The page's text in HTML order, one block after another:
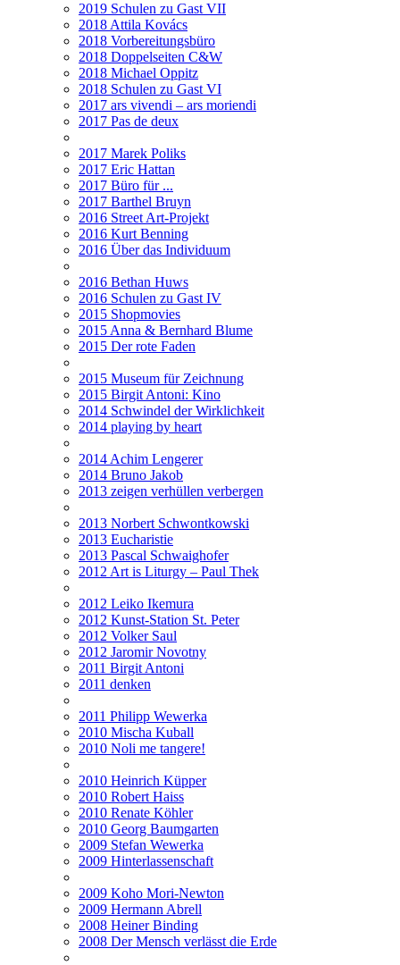
2019 Schulen zu Gast VII
2018 Attila Kovács
2018 Vorbereitungsbüro
2018 Doppelseiten C&W
2018 Michael Oppitz
2018 Schulen zu Gast VI
2017 ars vivendi – ars moriendi
2017 Pas de deux
2017 Marek Poliks
2017 Eric Hattan
2017 Büro für ...
2017 Barthel Bruyn
2016 Street Art-Projekt
2016 Kurt Benning
2016 Über das Individuum
2016 Bethan Huws
2016 Schulen zu Gast IV
2015 Shopmovies
2015 Anna & Bernhard Blume
2015 Der rote Faden
2015 Museum für Zeichnung
2015 Birgit Antoni: Kino
2014 Schwindel der Wirklichkeit
2014 playing by heart
2014 Achim Lengerer
2014 Bruno Jakob
2013 zeigen verhüllen verbergen
2013 Norbert Schwontkowski
2013 Eucharistie
2013 Pascal Schwaighofer
2012 Art is Liturgy – Paul Thek
2012 Leiko Ikemura
2012 Kunst-Station St. Peter
2012 Volker Saul
2012 Jaromir Novotny
2011 Birgit Antoni
2011 denken
2011 Philipp Wewerka
2010 Mischa Kuball
2010 Noli me tangere!
2010 Heinrich Küpper
2010 Robert Haiss
2010 Renate Köhler
2010 Georg Baumgarten
2009 Stefan Wewerka
2009 Hinterlassenschaft
2009 Koho Mori-Newton
2009 Hermann Abrell
2008 Heiner Binding
2008 Der Mensch verlässt die Erde